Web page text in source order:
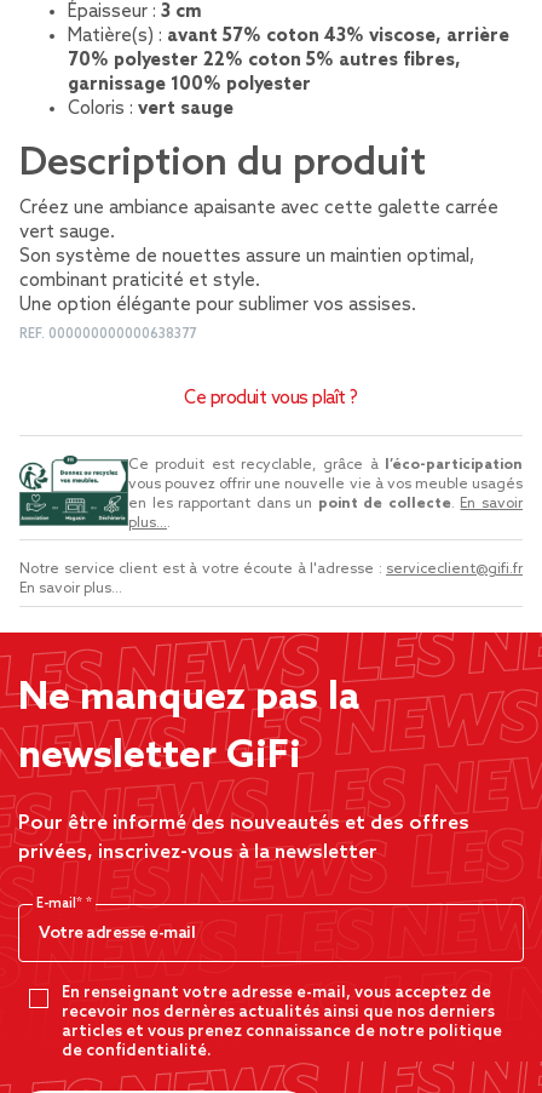
Épaisseur : 3 cm
Matière(s) : avant 57% coton 43% viscose, arrière
70% polyester 22% coton 5% autres fibres,
garnissage 100% polyester
Coloris : vert sauge
Description du produit
Créez une ambiance apaisante avec cette galette carrée
vert sauge.
Son système de nouettes assure un maintien optimal,
combinant praticité et style.
Une option élégante pour sublimer vos assises.
REF. 000000000000638377
Ce produit vous plaît ?
Ce produit est recyclable, grâce à
l’éco-participation
vous pouvez offrir une nouvelle vie à vos meuble usagés
en les rapportant dans un point de collecte. En savoir
plus....
Notre service client est à votre écoute à l'adresse : serviceclient@gifi.fr
En savoir plus...
Ne manquez pas la
newsletter GiFi
Pour être informé des nouveautés et des offres
privées, inscrivez-vous à la newsletter
E-mail*
En renseignant votre adresse e-mail, vous acceptez de
recevoir nos dernères actualités ainsi que nos derniers
articles et vous prenez connaissance de notre politique
de confidentialité.